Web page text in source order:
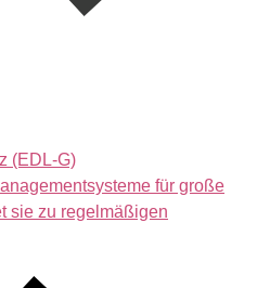
(EDL‑G)
für große
sie zu regelmäßigen